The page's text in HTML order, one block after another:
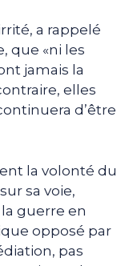
a rappelé
que «ni les
jamais la
elles
d’être
la volonté du
sa voie,
guerre en
opposé par
pas